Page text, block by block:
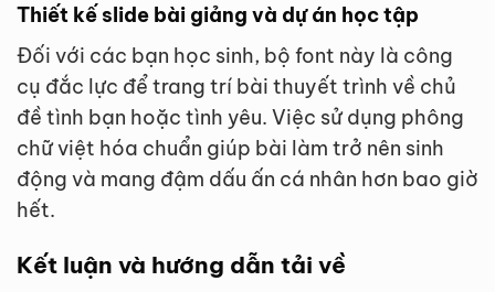
Thiết kế slide bài giảng và dự án học tập
Đối với các bạn học sinh, bộ font này là công
cụ đắc lực để trang trí bài thuyết trình về chủ
đề tình bạn hoặc tình yêu. Việc sử dụng phông
chữ việt hóa chuẩn giúp bài làm trở nên sinh
động và mang đậm dấu ấn cá nhân hơn bao giờ
hết.
Kết luận và hướng dẫn tải về